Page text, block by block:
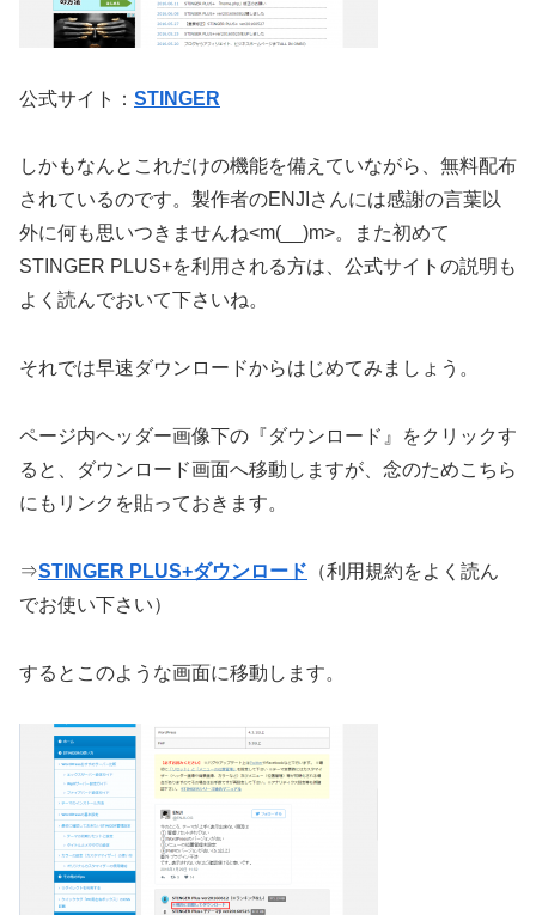
公式サイト： STINGER
しかもなんとこれだけの機能を備えていながら、無料配布
されているのです。製作者のENJIさんには感謝の言葉以
外に何も思いつきませんね<m(__)m>。また初めて
STINGER PLUS+を利用される方は、公式サイトの説明も
よく読んでおいて下さいね。
それでは早速ダウンロードからはじめてみましょう。
ページ内ヘッダー画像下の『ダウンロード』をクリックす
ると、ダウンロード画面へ移動しますが、念のためこちら
にもリンクを貼っておきます。
⇒STINGER PLUS+ダウンロード （利用規約をよく読ん
でお使い下さい）
するとこのような画面に移動します。